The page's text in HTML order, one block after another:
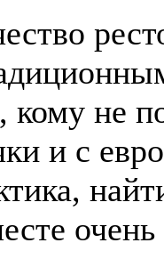
кому не
и с